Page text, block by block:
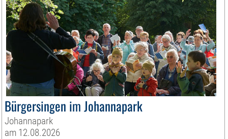
Bürgersingen im Johannapark
Johannapark
am 12.08.2026